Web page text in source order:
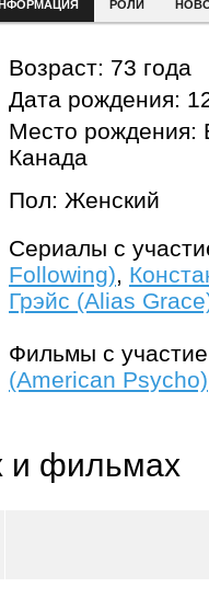
РОЛИ
Возраст: 73 года
Дата рождения:
Место рождения:
Канада
Пол: Женский
Сериалы с
Following),
Грэйс (Alias
Фильмы с
(American Psycho)
и фильмах